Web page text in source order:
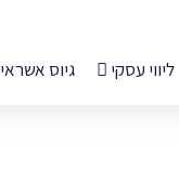
ליווי עסקי גיוס אשראי